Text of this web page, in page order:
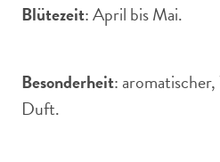
Blütezeit: April bis Mai.
Besonderheit:
Duft.